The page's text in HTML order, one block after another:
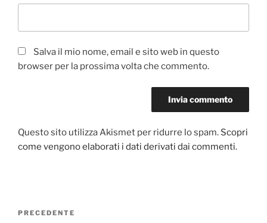
Salva il mio nome, email e sito web in questo
browser per la prossima volta che commento.
Questo sito utilizza Akismet per ridurre lo spam. Scopri
come vengono elaborati i dati derivati dai commenti.
Navigazione
Articolo
PRECEDENTE